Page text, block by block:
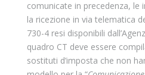
comunicate in precedenza, le
la ricezione in via telematica
730-4 resi disponibili
quadro CT deve essere
sostituti d’imposta che non